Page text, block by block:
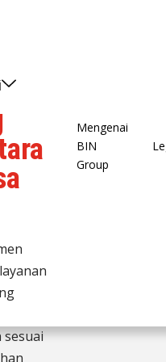
sesuai
Mengenai
BIN
Group